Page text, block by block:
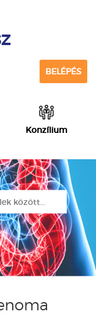
BELÉPÉS
Konzílium